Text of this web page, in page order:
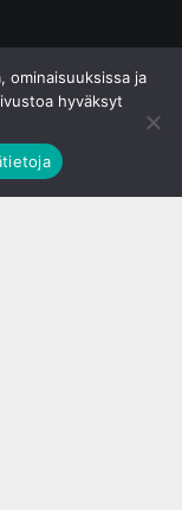
ominaisuuksissa ja
hyväksyt